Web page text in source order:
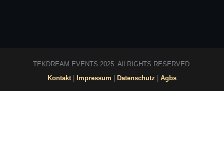
TEKDREAM EVENTS 2025. All RIGHTS RESERVED.
Kontakt| Impressum Datenschutz Agbs